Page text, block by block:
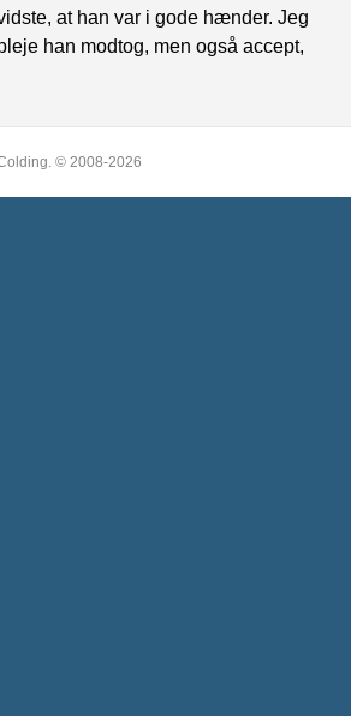
at han var i gode hænder. Jeg
han modtog, men også accept,
© 2008-2026